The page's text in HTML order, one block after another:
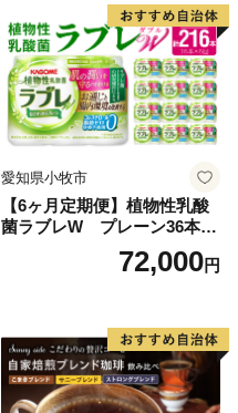
愛知県小牧市
【6ヶ月定期便】植物性乳酸
菌ラブレW プレーン36本
72,000円